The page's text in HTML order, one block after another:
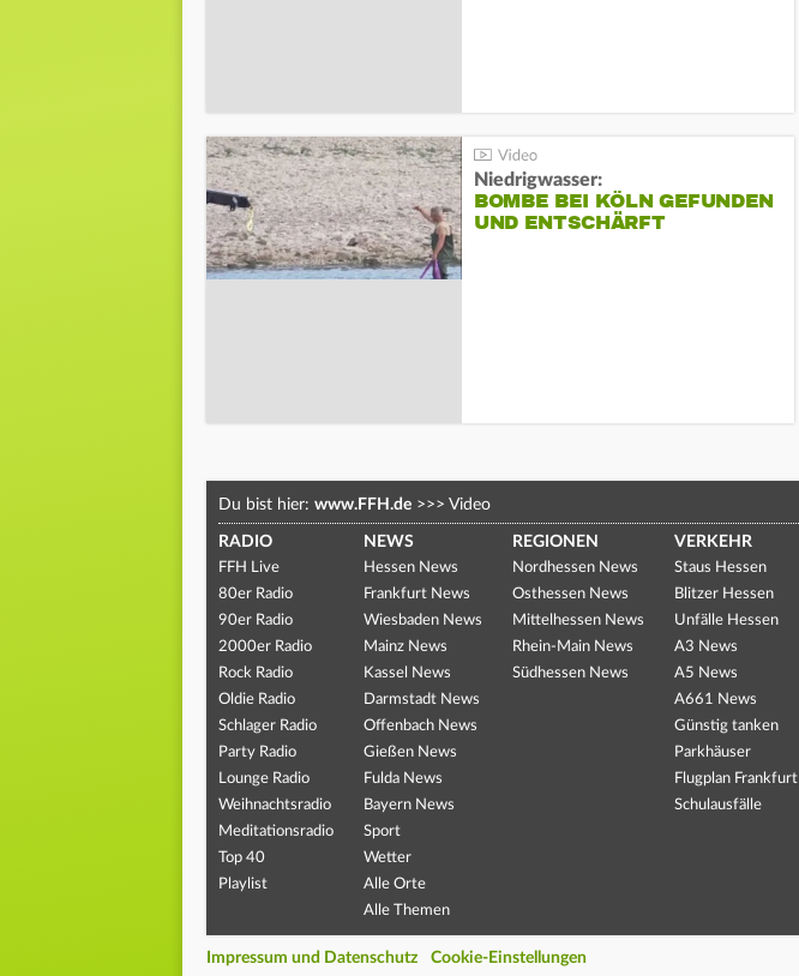
Niedrigwasser:
BOMBE BEI KÖLN GEFUNDEN
UND ENTSCHÄRFT
Du bist hier: www.FFH.de >>> Video
RADIO
FFH Live
80er Radio
90er Radio
2000er Radio
Rock Radio
Oldie Radio
Schlager Radio
Party Radio
Lounge Radio
Weihnachtsradio
Meditationsradio
Top 40
Playlist
NEWS
Hessen News
Frankfurt News
Wiesbaden News
Mainz News
Kassel News
Darmstadt News
Offenbach News
Gießen News
Fulda News
Bayern News
Sport
Wetter
Alle Orte
Alle Themen
REGIONEN
Nordhessen News
Osthessen News
Mittelhessen News
Rhein-Main News
Südhessen News
VERKEHR
Staus Hessen
Blitzer Hessen
Unfälle Hessen
A3 News
A5 News
A661 News
Günstig tanken
Parkhäuser
Flugplan Frankfurt
Schulausfälle
Impressum und Datenschutz Cookie-Einstellungen